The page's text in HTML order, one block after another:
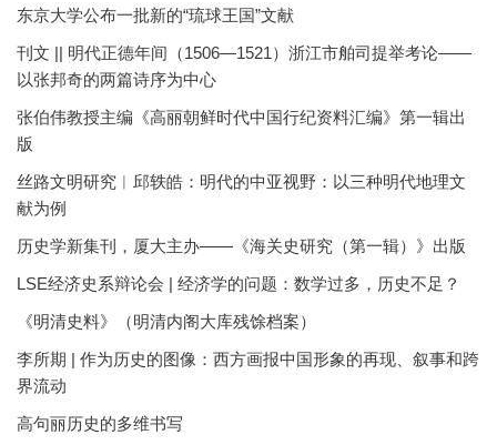
东京大学公布一批新的“琉球王国”文献
刊文 || 明代正德年间（1506—1521）浙江市舶司提举考论——
以张邦奇的两篇诗序为中心
张伯伟教授主编《高丽朝鲜时代中国行纪资料汇编》第一辑出
版
丝路文明研究︱邱轶皓：明代的中亚视野：以三种明代地理文
献为例
历史学新集刊，厦大主办——《海关史研究（第一辑）》出版
LSE经济史系辩论会 | 经济学的问题：数学过多，历史不足？
《明清史料》（明清内阁大库残馀档案）
李所期 | 作为历史的图像：西方画报中国形象的再现、叙事和跨
界流动
高句丽历史的多维书写